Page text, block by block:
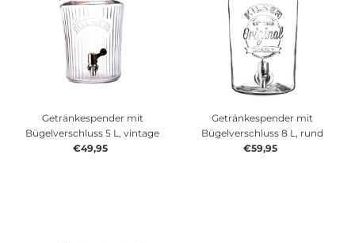
Getränkespender mit
Bügelverschluss 5 L, vintage
Regulärer
€49,95
Getränkespender mit
Bügelverschluss 8 L, rund
Regulärer
€59,95